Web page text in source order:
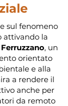
sul fenomeno
attivando la
, un
orientato
e alla
a rendere il
anche per
da remoto